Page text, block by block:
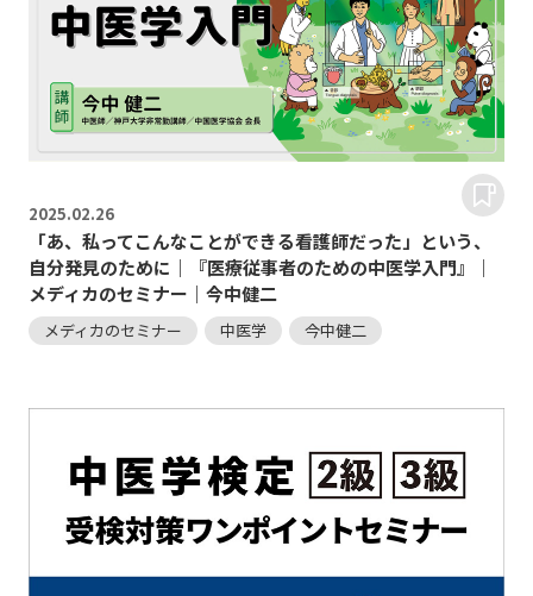
2025.02.26
「あ、私ってこんなことができる看護師だった」という、
自分発見のために｜『医療従事者のための中医学入門』｜
メディカのセミナー｜今中健二
メディカのセミナー 中医学 今中健二